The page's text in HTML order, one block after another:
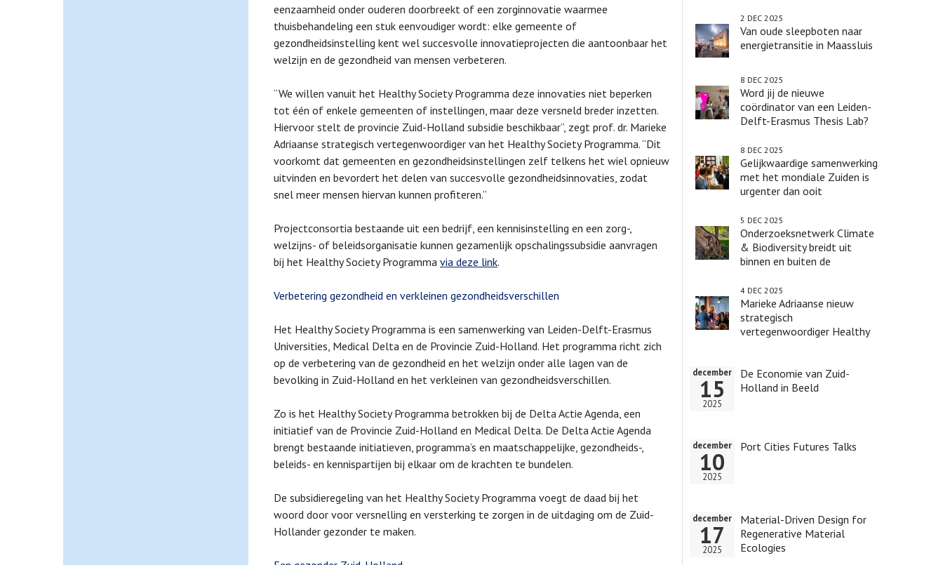
eenzaamheid onder ouderen doorbreekt of een zorginnovatie waarmee
thuisbehandeling een stuk eenvoudiger wordt: elke gemeente of
gezondheidsinstelling kent wel succesvolle innovatieprojecten die aantoonbaar het
welzijn en de gezondheid van mensen verbeteren.
“We willen vanuit het Healthy Society Programma deze innovaties niet beperken
tot één of enkele gemeenten of instellingen, maar deze versneld breder inzetten.
Hiervoor stelt de provincie Zuid-Holland subsidie beschikbaar”, zegt prof. dr. Marieke
Adriaanse strategisch vertegenwoordiger van het Healthy Society Programma. “Dit
voorkomt dat gemeenten en gezondheidsinstellingen zelf telkens het wiel opnieuw
uitvinden en bevordert het delen van succesvolle gezondheidsinnovaties, zodat
snel meer mensen hiervan kunnen profiteren.”
Projectconsortia bestaande uit een bedrijf, een kennisinstelling en een zorg-,
welzijns- of beleidsorganisatie kunnen gezamenlijk opschalingssubsidie aanvragen
bij het Healthy Society Programma via deze link.
Verbetering gezondheid en verkleinen gezondheidsverschillen
Het Healthy Society Programma is een samenwerking van Leiden-Delft-Erasmus
Universities, Medical Delta en de Provincie Zuid-Holland. Het programma richt zich
op de verbetering van de gezondheid en het welzijn onder alle lagen van de
bevolking in Zuid-Holland en het verkleinen van gezondheidsverschillen.
Zo is het Healthy Society Programma betrokken bij de Delta Actie Agenda, een
initiatief van de Provincie Zuid-Holland en Medical Delta. De Delta Actie Agenda
brengt bestaande initiatieven, programma’s en maatschappelijke, gezondheids-,
beleids- en kennispartijen bij elkaar om de krachten te bundelen.
De subsidieregeling van het Healthy Society Programma voegt de daad bij het
woord door voor versnelling en versterking te zorgen in de uitdaging om de Zuid-
Hollander gezonder te maken.
Van oude sleepboten naar
energietransitie in Maassluis
2 DEC 2025
Word jij de nieuwe
coördinator van een Leiden-
Delft-Erasmus Thesis Lab?
8 DEC 2025
Gelijkwaardige samenwerking
met het mondiale Zuiden is
urgenter dan ooit
8 DEC 2025
Onderzoeksnetwerk Climate
& Biodiversity breidt uit
binnen en buiten de
5 DEC 2025
Marieke Adriaanse nieuw
strategisch
vertegenwoordiger Healthy
4 DEC 2025
De Economie van Zuid-
Holland in Beeld
december
15
2025
Port Cities Futures Talks
december
10
2025
Material-Driven Design for
Regenerative Material
Ecologies
december
17
2025